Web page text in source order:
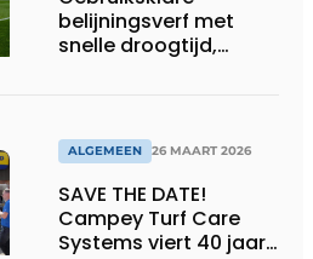
belijningsverf met
snelle droogtijd,
ALGEMEEN 26 MAART 2026
SAVE THE DATE!
Campey Turf Care
Systems viert 40 jaar